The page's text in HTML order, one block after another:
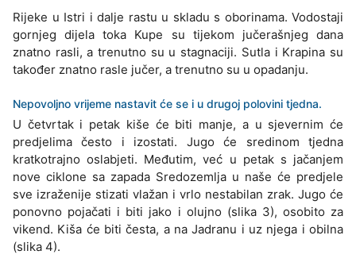
Rijeke u Istri i dalje rastu u skladu s oborinama. Vodostaji
gornjeg dijela toka Kupe su tijekom jučerašnjeg dana
znatno rasli, a trenutno su u stagnaciji. Sutla i Krapina su
također znatno rasle jučer, a trenutno su u opadanju.
Nepovoljno vrijeme nastavit će se i u drugoj polovini tjedna.
U četvrtak i petak kiše će biti manje, a u sjevernim će
predjelima često i izostati. Jugo će sredinom tjedna
kratkotrajno oslabjeti. Međutim, već u petak s jačanjem
nove ciklone sa zapada Sredozemlja u naše će predjele
sve izraženije stizati vlažan i vrlo nestabilan zrak. Jugo će
ponovno pojačati i biti jako i olujno (slika 3), osobito za
vikend. Kiša će biti česta, a na Jadranu i uz njega i obilna
(slika 4).